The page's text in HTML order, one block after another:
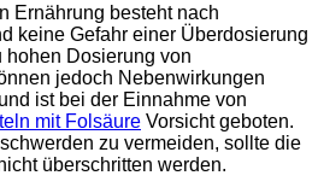
Ernährung besteht nach
keine Gefahr einer Überdosierung
hohen Dosierung von
jedoch Nebenwirkungen
ist bei der Einnahme von
mit Folsäure Vorsicht geboten.
zu vermeiden, sollte die
überschritten werden.